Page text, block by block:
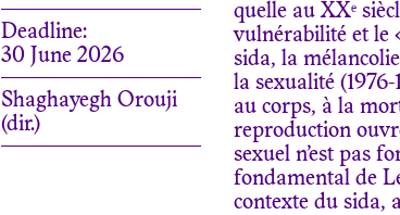
Deadline:
30 June 2026
Shaghayegh Orouji
(dir.)
quelle au XXᵉ
vulnérabilité et le
sida, la
la sexualité
au corps, à la
reproduction
sexuel n’est pas
fondamental de
contexte du sida,